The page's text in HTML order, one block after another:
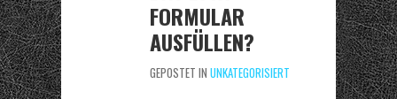
FORMULAR
AUSFÜLLEN?
GEPOSTET IN UNKATEGORISIERT